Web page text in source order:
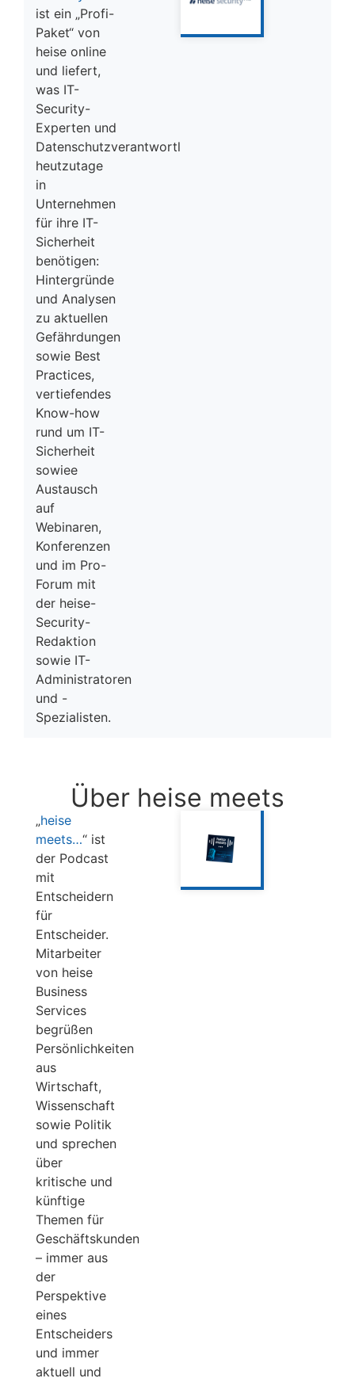
ist ein „Profi-
Paket“ von
heise online
und liefert,
was IT-
Security-
Experten und
Datenschutzverantwortliche
heutzutage
in
Unternehmen
für ihre IT-
Sicherheit
benötigen:
Hintergründe
und Analysen
zu aktuellen
Gefährdungen
sowie Best
Practices,
vertiefendes
Know-how
rund um IT-
Sicherheit
sowiee
Austausch
auf
Webinaren,
Konferenzen
und im Pro-
Forum mit
der heise-
Security-
Redaktion
sowie IT-
Administratoren
und -
Spezialisten.
Über heise meets
„heise
meets…“ ist
der Podcast
mit
Entscheidern
für
Entscheider.
Mitarbeiter
von heise
Business
Services
begrüßen
Persönlichkeiten
aus
Wirtschaft,
Wissenschaft
sowie Politik
und sprechen
über
kritische und
künftige
Themen für
Geschäftskunden
– immer aus
der
Perspektive
eines
Entscheiders
und immer
aktuell und